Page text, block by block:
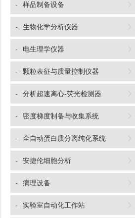
- 样品制备设备
- 生物化学分析仪器
- 电生理学仪器
- 颗粒表征与质量控制仪器
- 分析超速离心-荧光检测器
- 密度梯度制备与收集系统
- 全自动蛋白质分离纯化系统
- 安捷伦细胞分析
- 病理设备
- 实验室自动化工作站